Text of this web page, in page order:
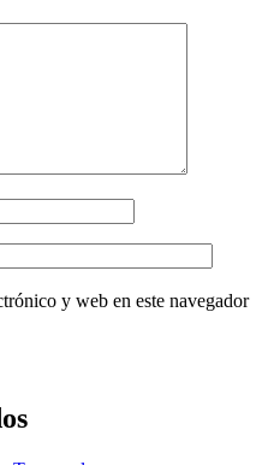
y web en este navegador